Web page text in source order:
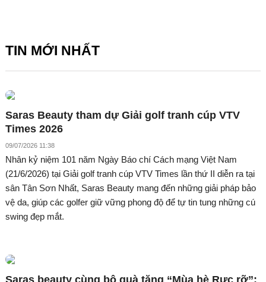
TIN MỚI NHẤT
Saras Beauty tham dự Giải golf tranh cúp VTV
Times 2026
09/07/2026 11:38
Nhân kỷ niệm 101 năm Ngày Báo chí Cách mạng Việt Nam
(21/6/2026) tại Giải golf tranh cúp VTV Times lần thứ II diễn ra tại
sân Tân Sơn Nhất, Saras Beauty mang đến những giải pháp bảo
vệ da, giúp các golfer giữ vững phong độ để tự tin tung những cú
swing đẹp mắt.
Saras beauty cùng bộ quà tặng “Mùa hè Rực rỡ”: